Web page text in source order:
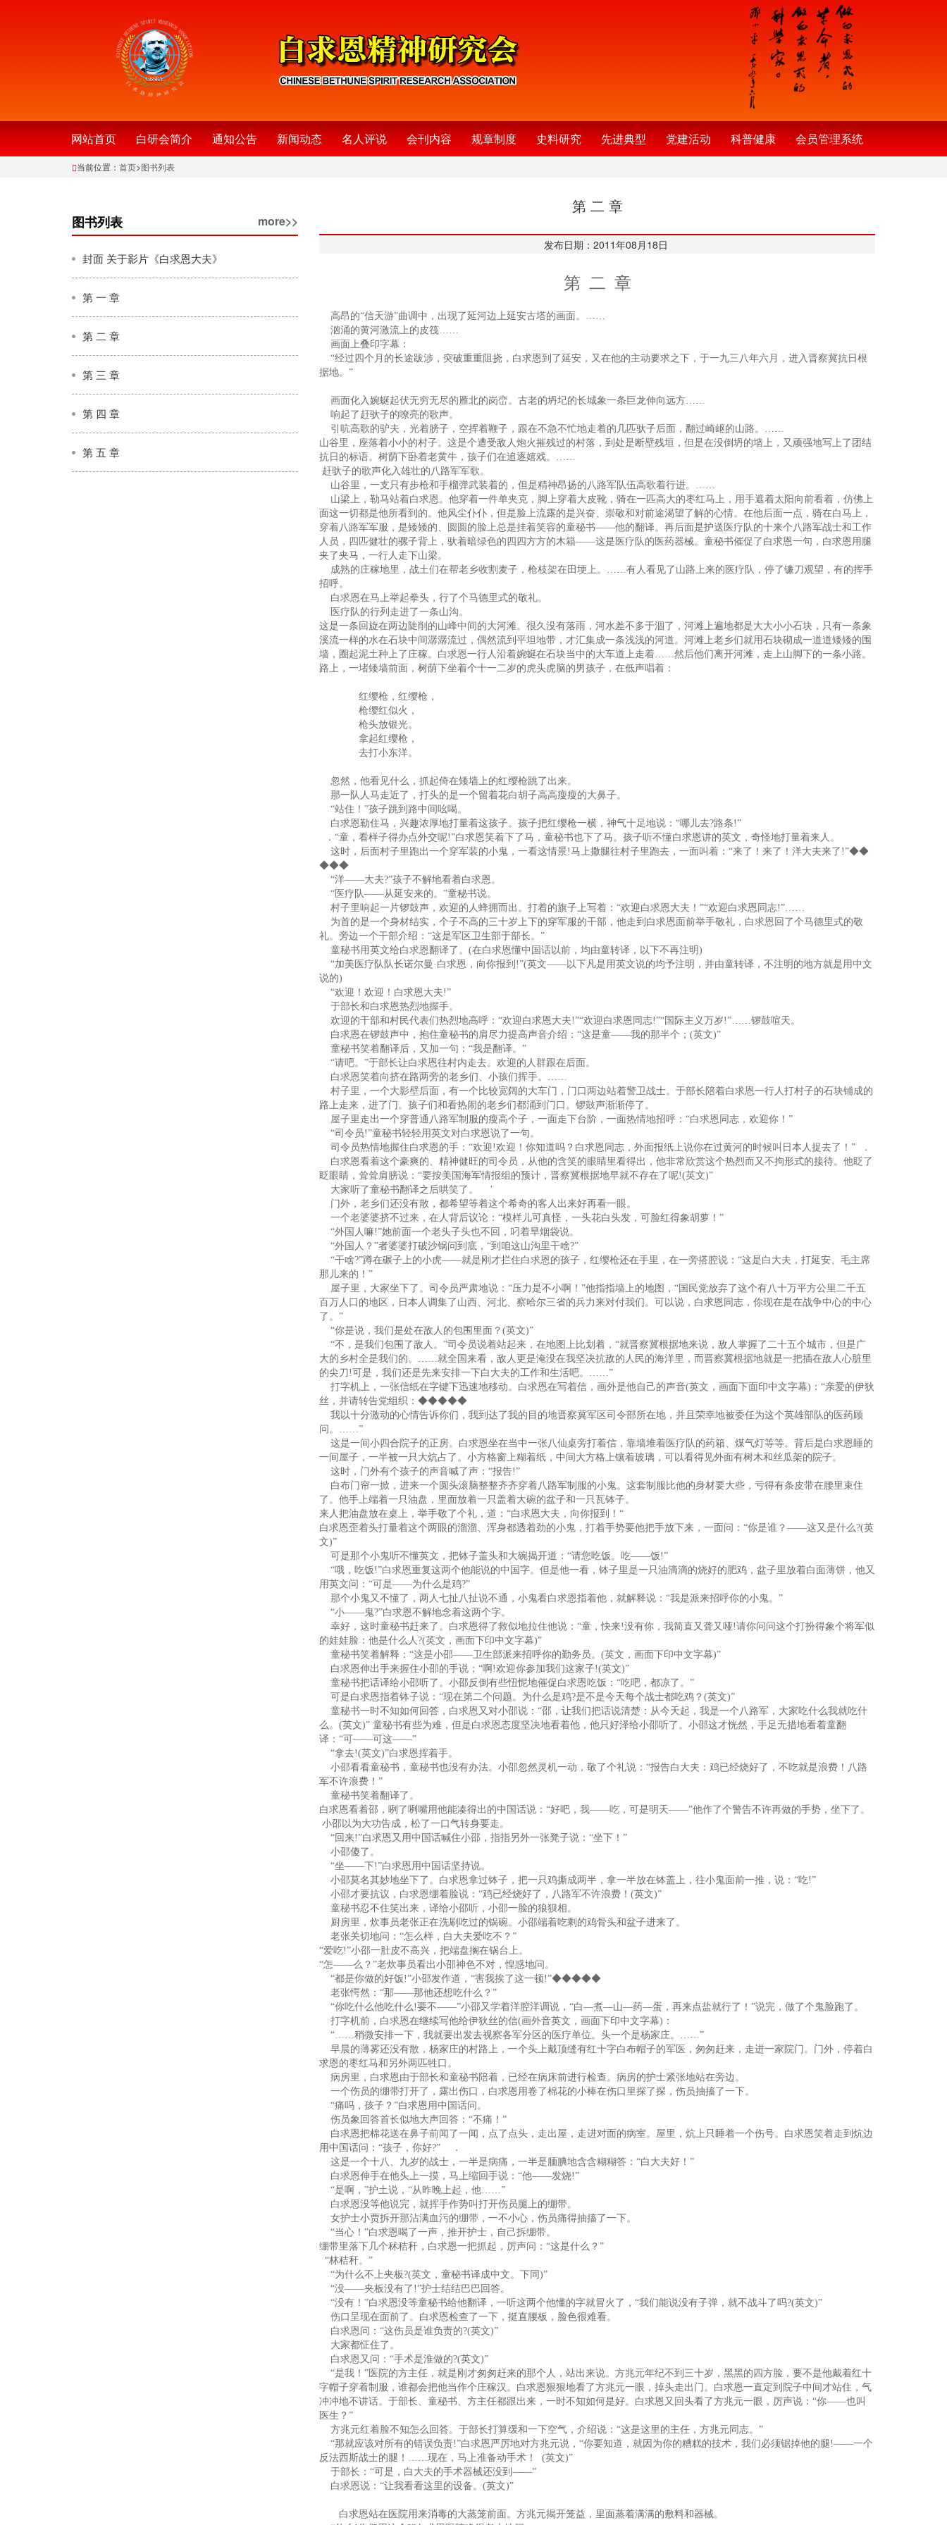
网站首页 白研会简介 通知公告 新闻动态 名人评说 会刊内容 规章制度 史料研究 先进典型 党建活动 科普健康 会员管理系统
当前位置： 首页>图书列表
图书列表 more>>
封面 关于影片《白求恩大夫》
第 一 章
第 二 章
第 三 章
第 四 章
第 五 章
第 二 章
发布日期：2011年08月18日
第 二 章
高昂的“信天游”曲调中，出现了延河边上延安古塔的画面。……
汹涌的黄河激流上的皮筏……
画面上叠印字幕：
“经过四个月的长途跋涉，突破重重阻挠，白求恩到了延安，又在他的主动要求之下，于一九三八年六月，进入晋察冀抗日根
据地。”
画面化入婉蜒起伏无穷无尽的雁北的岗峦。古老的坍圮的长城象一条巨龙伸向远方……
响起了赶驮子的嘹亮的歌声。
引吭高歌的驴夫，光着膀子，空挥着鞭子，跟在不急不忙地走着的几匹驮子后面，翻过崎岖的山路。……
山谷里，座落着小小的村子。这是个遭受敌人炮火摧残过的村落，到处是断壁残垣，但是在没倒坍的墙上，又顽强地写上了团结
抗日的标语。树荫下卧着老黄牛，孩子们在追逐嬉戏。……
赶驮子的歌声化入雄壮的八路军军歌。
山谷里，一支只有步枪和手榴弹武装着的，但是精神昂扬的八路军队伍高歌着行进。……
山梁上，勒马站着白求恩。他穿着一件单夹克，脚上穿着大皮靴，骑在一匹高大的枣红马上，用手遮着太阳向前看着，仿佛上
面这一切都是他所看到的。他风尘仆仆，但是脸上流露的是兴奋、崇敬和对前途渴望了解的心情。在他后面一点，骑在白马上，
穿着八路军军服，是矮矮的、圆圆的脸上总是挂着笑容的童秘书——他的翻译。再后面是护送医疗队的十来个八路军战士和工作
人员，四匹健壮的骡子背上，驮着暗绿色的四四方方的木箱——这是医疗队的医药器械。童秘书催促了白求恩一句，白求恩用腿
夹了夹马，一行人走下山梁。
成熟的庄稼地里，战土们在帮老乡收割麦子，枪枝架在田埂上。……有人看见了山路上来的医疗队，停了镰刀观望，有的挥手
招呼。
白求恩在马上举起拳头，行了个马德里式的敬礼。
医疗队的行列走进了一条山沟。
这是一条回旋在两边陡削的山峰中间的大河滩。很久没有落雨，河水差不多于涸了，河滩上遍地都是大大小小石块，只有一条象
溪流一样的水在石块中间潺潺流过，偶然流到平坦地带，才汇集成一条浅浅的河道。河滩上老乡们就用石块砌成一道道矮矮的围
墙，圈起泥土种上了庄稼。白求恩一行人沿着婉蜒在石块当中的大车道上走着……然后他们离开河滩，走上山脚下的一条小路。
路上，一堵矮墙前面，树荫下坐着个十一二岁的虎头虎脑的男孩子，在低声唱着：
红缨枪，红缨枪，
枪缨红似火，
枪头放银光。
拿起红缨枪，
去打小东洋。
忽然，他看见什么，抓起倚在矮墙上的红缨枪跳了出来。
那一队人马走近了，打头的是一个留着花白胡子高高瘦瘦的大鼻子。
“站住！”孩子跳到路中间吆喝。
白求恩勒住马，兴趣浓厚地打量着这孩子。孩子把红缨枪一横，神气十足地说：“哪儿去?路条!”
．“童，看样子得办点外交呢!”白求恩笑着下了马，童秘书也下了马。孩子听不懂白求恩讲的英文，奇怪地打量着来人。
这时，后面村子里跑出一个穿军装的小鬼，一看这情景!马上撒腿往村子里跑去，一面叫着：“来了！来了！洋大夫来了!”◆◆
◆◆◆
“洋——大夫?”孩子不解地看着白求恩。
“医疗队——从延安来的。”童秘书说。
村子里响起一片锣鼓声，欢迎的人蜂拥而出。打着的旗子上写着：“欢迎白求恩大夫！”“欢迎白求恩同志!”……
为首的是一个身材结实，个子不高的三十岁上下的穿军服的干部，他走到白求恩面前举手敬礼，白求恩回了个马德里式的敬
礼。旁边一个干部介绍：“这是军区卫生部于部长。”
童秘书用英文给白求恩翻译了。(在白求恩懂中国话以前，均由童转译，以下不再注明)
“加美医疗队队长诺尔曼·白求恩，向你报到!”(英文——以下凡是用英文说的均予注明，并由童转译，不注明的地方就是用中文
说的)
“欢迎！欢迎！白求恩大夫!”
于部长和白求恩热烈地握手。
欢迎的干部和村民代表们热烈地高呼：“欢迎白求恩大夫!”“欢迎白求恩同志!”“国际主义万岁!”……锣鼓喧天。
白求恩在锣鼓声中，抱住童秘书的肩尽力提高声音介绍：“这是童——我的那半个；(英文)”
童秘书笑着翻译后，又加一句：“我是翻译。”
“请吧。”于部长让白求恩往村内走去。欢迎的人群跟在后面。
白求恩笑着向挤在路两旁的老乡们、小孩们挥手。……
村子里，一个大影壁后面，有一个比较宽阔的大车门，门口两边站着警卫战士。于部长陪着白求恩一行人打村子的石块铺成的
路上走来，进了门。孩子们和看热闹的老乡们都涌到门口。锣鼓声渐渐停了。
屋子里走出一个穿普通八路军制服的瘦高个子，一面走下台阶，一面热情地招呼：“白求恩同志，欢迎你！”
“司令员!”童秘书轻轻用英文对白求恩说了一句。
司令员热情地握住白求恩的手：“欢迎!欢迎！你知道吗？白求恩同志，外面报纸上说你在过黄河的时候叫日本人捉去了！” ．
白求恩看着这个豪爽的、精神健旺的司令员，从他的含笑的眼睛里看得出，他非常欣赏这个热烈而又不拘形式的接待。他眨了
眨眼睛，耸耸肩膀说：“要按美国海军情报组的预计，晋察冀根据地早就不存在了呢!(英文)”
大家听了童秘书翻译之后哄笑了。 ’
门外，老乡们还没有散，都希望等着这个希奇的客人出来好再看一眼。
一个老婆婆挤不过来，在人背后议论：“模样儿可真怪，一头花白头发，可脸红得象胡萝！”
“外国人嘛!”她前面一个老头子头也不回，叼着旱烟袋说。
“外国人？”者婆婆打破沙锅问到底，“到咱这山沟里干啥?”
“干啥?”蹲在碾子上的小虎——就是刚才拦住白求恩的孩子，红缨枪还在手里，在一旁搭腔说：“这是白大夫，打延安、毛主席
那儿来的！”
屋子里，大家坐下了。司令员严肃地说：“压力是不小啊！”他指指墙上的地图，“国民党放弃了这个有八十万平方公里二千五
百万人口的地区，日本人调集了山西、河北、察哈尔三省的兵力来对付我们。可以说，白求恩同志，你现在是在战争中心的中心
了。”
“你是说，我们是处在敌人的包围里面？(英文)”
“不，是我们包围了敌人。”司令员说着站起来，在地图上比划着，“就晋察冀根据地来说，敌人掌握了二十五个城市，但是广
大的乡村全是我们的。……就全国来看，敌人更是淹没在我坚决抗敌的人民的海洋里，而晋察冀根据地就是一把插在敌人心脏里
的尖刀!可是，我们还是先来安排一下白大夫的工作和生活吧。……”
打字机上，一张信纸在字键下迅速地移动。白求恩在写着信，画外是他自己的声音(英文，画面下面印中文字幕)：“亲爱的伊狄
丝，并请转告党组织：◆◆◆◆◆
我以十分激动的心情告诉你们，我到达了我的目的地晋察冀军区司令部所在地，并且荣幸地被委任为这个英雄部队的医药顾
问。……”
这是一间小四合院子的正房。白求恩坐在当中一张八仙桌旁打着信，靠墙堆着医疗队的药箱、煤气灯等等。背后是白求恩睡的
一间屋子，一半被一只大炕占了。小方格窗上糊着纸，中间大方格上镶着玻璃，可以看得见外面有树木和丝瓜架的院子。
这时，门外有个孩子的声音喊了声：“报告!”
白布门帘一掀，进来一个圆头滚脑整整齐齐穿着八路军制服的小鬼。这套制服比他的身材要大些，亏得有条皮带在腰里束住
了。他手上端着一只油盘，里面放着一只盖着大碗的盆子和一只瓦钵子。
来人把油盘放在桌上，举手敬了个礼，道：“白求恩大夫，向你报到！“
白求恩歪着头打量着这个两眼的溜溜、浑身都透着劲的小鬼，打着手势要他把手放下来，一面问：“你是谁？——这又是什么?(英
文)”
可是那个小鬼听不懂英文，把钵子盖头和大碗揭开道：“请您吃饭。吃——饭!”
“哦，吃饭!”白求恩重复这两个他能说的中国字。但是他一看，钵子里是一只油滴滴的烧好的肥鸡，盆子里放着白面薄饼，他又
用英文问：“可是——为什么是鸡?”
那个小鬼又不懂了，两人七扯八扯说不通，小鬼看白求恩指着他，就解释说：“我是派来招呼你的小鬼。”
“小——鬼?”白求恩不解地念着这两个字。
幸好，这时童秘书赶来了。白求恩得了救似地拉住他说：“童，快来!没有你，我简直又聋又哑!请你问问这个打扮得象个将军似
的娃娃脸：他是什么人?(英文，画面下印中文字幕)”
童秘书笑着解释：“这是小邵——卫生部派来招呼你的勤务员。(英文，画面下印中文字幕)”
白求恩伸出手来握住小邵的手说；“啊!欢迎你参加我们这家子!(英文)”
童秘书把话译给小邵听了。小邵反倒有些忸怩地催促白求恩吃饭：“吃吧，都凉了。”
可是白求恩指着钵子说：“现在第二个问题。为什么是鸡?是不是今天每个战士都吃鸡？(英文)”
童秘书一时不知如何回答，白求恩又对小邵说：“邵，让我们把话说清楚：从今天起，我是一个八路军，大家吃什么我就吃什
么。(英文)” 童秘书有些为难，但是白求恩态度坚决地看着他，他只好泽给小邵听了。小邵这才恍然，手足无措地看着童翻
译：“可——可这——”
“拿去!(英文)”白求恩挥着手。
小邵看看童秘书，童秘书也没有办法。小邵忽然灵机一动，敬了个礼说：“报告白大夫：鸡已经烧好了，不吃就是浪费！八路
军不许浪费！”
童秘书笑着翻译了。
白求恩看着邵，咧了咧嘴用他能凑得出的中国话说：“好吧，我——吃，可是明天——”他作了个警告不许再做的手势，坐下了。
小邵以为大功告成，松了一口气转身要走。
“回来!”白求恩又用中国话喊住小邵，指指另外一张凳子说：“坐下！”
小邵傻了。
“坐——下!”白求恩用中国话坚持说。
小邵莫名其妙地坐下了。白求恩拿过钵子，把一只鸡撕成两半，拿一半放在钵盖上，往小鬼面前一推，说：“吃!”
小邵才要抗议，白求恩绷着脸说：“鸡已经烧好了，八路军不许浪费！(英文)”
童秘书忍不住笑出来，译给小邵听，小邵一脸的狼狈相。
厨房里，炊事员老张正在洗刷吃过的锅碗。小邵端着吃剩的鸡骨头和盆子进来了。
老张关切地问：“怎么样，白大夫爱吃不？”
“爱吃!”小邵一肚皮不高兴，把端盘搁在锅台上。
“怎——么？”老炊事员看出小邵神色不对，惶惑地问。
“都是你做的好饭!”小邵发作道，“害我挨了这一顿!”◆◆◆◆◆
老张愕然：“那——那他还想吃什么？”
“你吃什么他吃什么!要不——”小邵又学着洋腔洋调说，“白—煮—山—药—蛋，再来点盐就行了！”说完，做了个鬼脸跑了。
打字机前，白求恩在继续写他给伊狄丝的信(画外音英文，画面下印中文字幕)：
“……稍微安排一下，我就要出发去视察各军分区的医疗单位。头一个是杨家庄。……”
早晨的薄雾还没有散，杨家庄的村路上，一个头上戴顶缝有红十字白布帽子的军医，匆匆赶来，走进一家院门。门外，停着白
求恩的枣红马和另外两匹牲口。
病房里，白求恩由于部长和童秘书陪着，已经在病床前进行检查。病房的护士紧张地站在旁边。
一个伤员的绷带打开了，露出伤口，白求恩用卷了棉花的小棒在伤口里探了探，伤员抽搐了一下。
“痛吗，孩子？”白求恩用中国话问。
伤员象回答首长似地大声回答：“不痛！”
白求恩把棉花送在鼻子前闻了一闻，点了点头，走出屋，走进对面的病室。屋里，炕上只睡着一个伤号。白求恩笑着走到炕边
用中国话问：“孩子，你好?” ．
这是一个十八、九岁的战士，一半是病痛，一半是腼腆地含含糊糊答：“白大夫好！”
白求恩伸手在他头上一摸，马上缩回手说：“他——发烧!”
“是啊，”护土说，“从昨晚上起，他……”
白求恩没等他说完，就挥手作势叫打开伤员腿上的绷带。
女护士小贾拆开那沾满血污的绷带，一不小心，伤员痛得抽搐了一下。
“当心！”白求恩喝了一声，推开护士，自己拆绷带。
绷带里落下几个秫秸秆，白求恩一把抓起，厉声问：“这是什么？”
“林秸秆。”
“为什么不上夹板?(英文，童秘书译成中文。下同)”
“没——夹板没有了!”护士结结巴巴回答。
“没有！”白求恩没等童秘书给他翻译，一听这两个他懂的字就冒火了，“我们能说没有子弹，就不战斗了吗?(英文)”
伤口呈现在面前了。白求恩检查了一下，挺直腰板，脸色很难看。
白求恩问：“这伤员是谁负责的?(英文)”
大家都怔住了。
白求恩又问：“手术是淮做的?(英文)”
“是我！”医院的方主任，就是刚才匆匆赶来的那个人，站出来说。方兆元年纪不到三十岁，黑黑的四方脸，要不是他戴着红十
字帽子穿着制服，谁都会把他当作个庄稼汉。白求恩狠狠地看了方兆元一眼，掉头走出门。白求恩一直定到院子中间才站住，气
冲冲地不讲话。于部长、童秘书、方主任都跟出来，一时不知如何是好。白求恩又回头看了方兆元一眼，厉声说：“你——也叫
医生？”
方兆元红着脸不知怎么回答。于部长打算缓和一下空气，介绍说：“这是这里的主任，方兆元同志。”
“那就应该对所有的错误负责!”白求恩严厉地对方兆元说，“你要知道，就因为你的糟糕的技术，我们必须锯掉他的腿!——一个
反法西斯战士的腿！……现在，马上准备动手术！ (英文)”
于部长：“可是，白大夫的手术器械还没到——”
白求恩说：“让我看看这里的设备。(英文)”
白求恩站在医院用来消毒的大蒸笼前面。方兆元揭开笼益，里面蒸着满满的敷料和器械。